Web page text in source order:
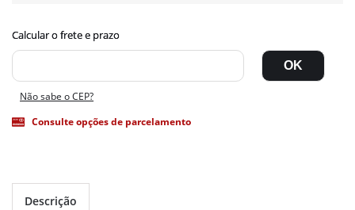
Não sabe o CEP?
Consulte opções de parcelamento
Descrição